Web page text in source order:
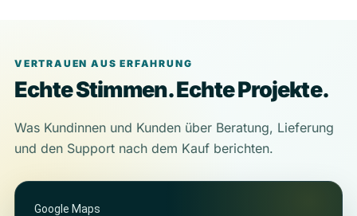
VERTRAUEN AUS ERFAHRUNG
Echte Stimmen. Echte Projekte.
Was Kundinnen und Kunden über Beratung, Lieferung
und den Support nach dem Kauf berichten.
Google Maps